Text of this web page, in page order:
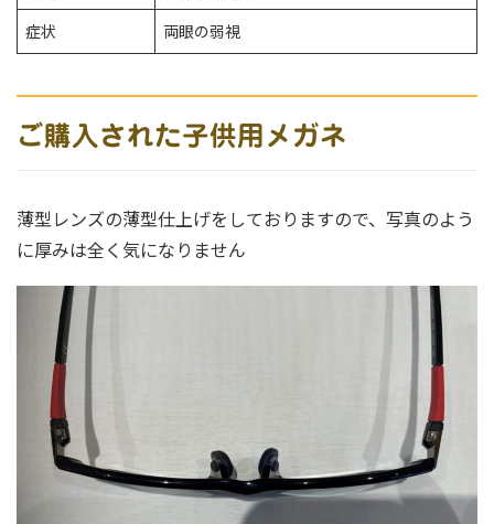
症状
両眼の弱視
ご購入された子供用メガネ
薄型レンズの薄型仕上げをしておりますので、写真のよう
に厚みは全く気になりません